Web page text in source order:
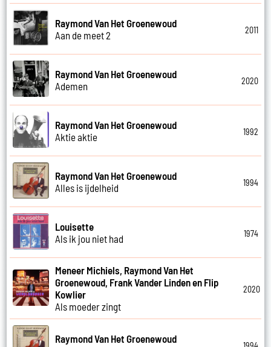
Raymond Van Het Groenewoud
Aan de meet 2
2011
Raymond Van Het Groenewoud
Ademen
2020
Raymond Van Het Groenewoud
Aktie aktie
1992
Raymond Van Het Groenewoud
Alles is ijdelheid
1994
Louisette
Als ik jou niet had
1974
Meneer Michiels, Raymond Van Het
Groenewoud, Frank Vander Linden en Flip
Kowlier
Als moeder zingt
2020
Raymond Van Het Groenewoud